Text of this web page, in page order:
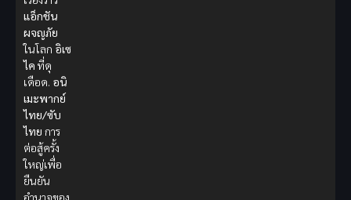
แอ็กชัน
ผจญภัย
ในโลก อิเซ
ไค ที่ดุ
เดือด. อนิ
เมะพากย์
ไทย/ซับ
ไทย การ
ต่อสู้ครั้ง
ใหญ่เพื่อ
ยืนยัน
อำนาจของ